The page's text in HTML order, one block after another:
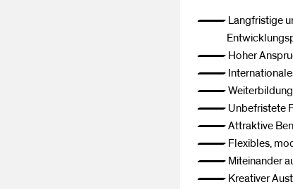
— Langfristige und
— Hoher Anspruch
— Internationales,
—
— Unbefristete
— Attraktive
— Flexibles,
— Miteinander auf
— Kreativer